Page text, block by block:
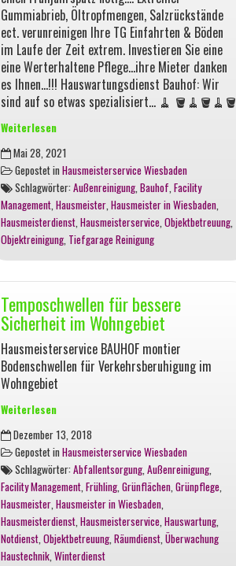
Gummiabrieb, Öltropfmengen, Salzrückstände
ect. verunreinigen Ihre TG Einfahrten & Böden
im Laufe der Zeit extrem. Investieren Sie eine
eine Werterhaltene Pflege…ihre Mieter danken
es Ihnen…!!! Hauswartungsdienst Bauhof: Wir
sind auf so etwas spezialisiert… 🧹 🪣🧹🪣🧹🪣
Weiterlesen
Reinigung
vom
Feinsten
in
Wiesbaden
Mai 28, 2021
Gepostet inHausmeisterservice Wiesbaden
Schlagwörter:Außenreinigung Bauhof Facility
Management Hausmeister Hausmeister in Wiesbaden
Hausmeisterdienst Hausmeisterservice Objektbetreuung
Objektreinigung Tiefgarage Reinigung
Temposchwellen für bessere
Sicherheit im Wohngebiet
Hausmeisterservice BAUHOF montier
Bodenschwellen für Verkehrsberuhigung im
Wohngebiet
Weiterlesen
für
bessere
Sicherheit
im
Wohngebiet
Dezember 13, 2018
Gepostet inHausmeisterservice Wiesbaden
Schlagwörter:Abfallentsorgung Außenreinigung
Facility Management Frühling Grünflächen Grünpflege
Hausmeister Hausmeister in Wiesbaden
Hausmeisterdienst Hausmeisterservice Hauswartung
Notdienst Objektbetreuung Räumdienst Überwachung
Haustechnik Winterdienst